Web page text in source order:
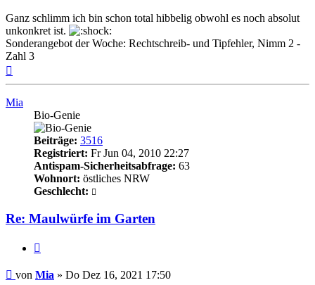
Ganz schlimm ich bin schon total hibbelig obwohl es noch absolut
unkonkret ist.
Sonderangebot der Woche: Rechtschreib- und Tipfehler, Nimm 2 -
Zahl 3
Mia
Bio-Genie
Beiträge: 3516
Registriert: Fr Jun 04, 2010 22:27
Antispam-Sicherheitsabfrage: 63
Wohnort: östliches NRW
Geschlecht:
Re: Maulwürfe im Garten
Beitrag
von Mia » Do Dez 16, 2021 17:50